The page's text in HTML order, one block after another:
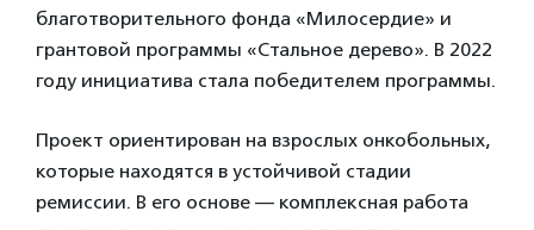
благотворительного фонда «Милосердие» и
грантовой программы «Стальное дерево». В 2022
году инициатива стала победителем программы.
Проект ориентирован на взрослых онкобольных,
которые находятся в устойчивой стадии
ремиссии. В его основе — комплексная работа